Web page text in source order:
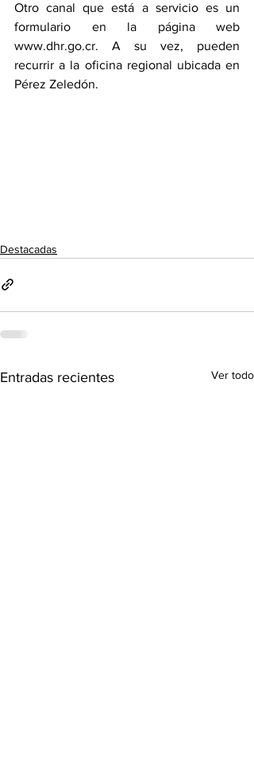
Otro canal que está a servicio es un
formulario en la página web
www.dhr.go.cr. A su vez, pueden
recurrir a la oficina regional ubicada en
Pérez Zeledón.
Destacadas
Entradas recientes Ver todo